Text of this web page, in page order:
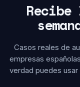
Casos reales de
empresas
verdad puedes usar